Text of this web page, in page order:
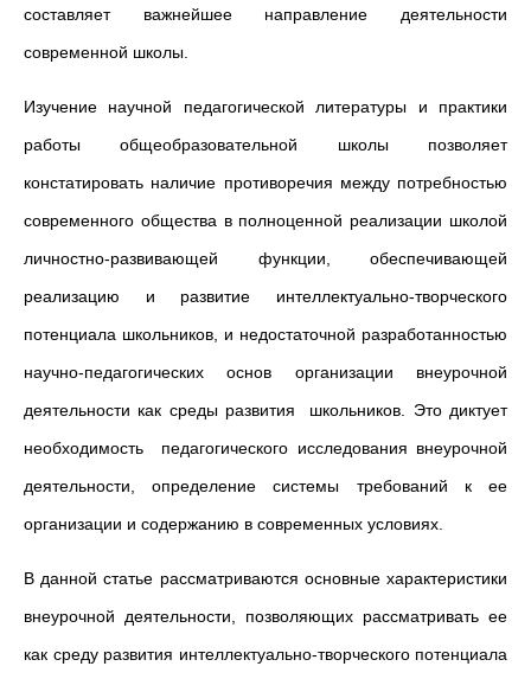
составляет важнейшее направление деятельности
современной школы.
Изучение научной педагогической литературы и практики
работы общеобразовательной школы позволяет
констатировать наличие противоречия между потребностью
современного общества в полноценной реализации школой
личностно-развивающей функции, обеспечивающей
реализацию и развитие интеллектуально-творческого
потенциала школьников, и недостаточной разработанностью
научно-педагогических основ организации внеурочной
деятельности как среды развития школьников. Это диктует
необходимость педагогического исследования внеурочной
деятельности, определение системы требований к ее
организации и содержанию в современных условиях.
В данной статье рассматриваются основные характеристики
внеурочной деятельности, позволяющих рассматривать ее
как среду развития интеллектуально-творческого потенциала